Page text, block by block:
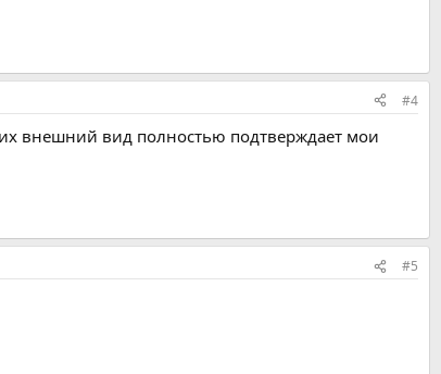
#4
внешний вид полностью подтверждает мои
#5